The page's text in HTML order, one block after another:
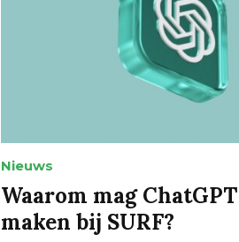
Nieuws
Waarom mag
maken bij SURF?